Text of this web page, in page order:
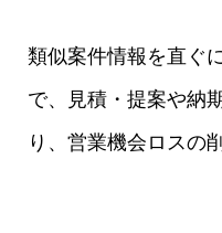
類似案件情報を直ぐ
で、見積・提案や納
り、営業機会ロスの